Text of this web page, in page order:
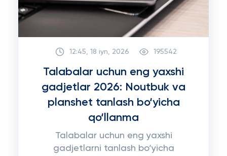
12:45, 18 iyn, 2026 195542
Talabalar uchun eng yaxshi
gadjetlar 2026: Noutbuk va
planshet tanlash bo‘yicha
qo‘llanma
Talabalar uchun eng yaxshi
gadjetlarni tanlash bo‘yicha